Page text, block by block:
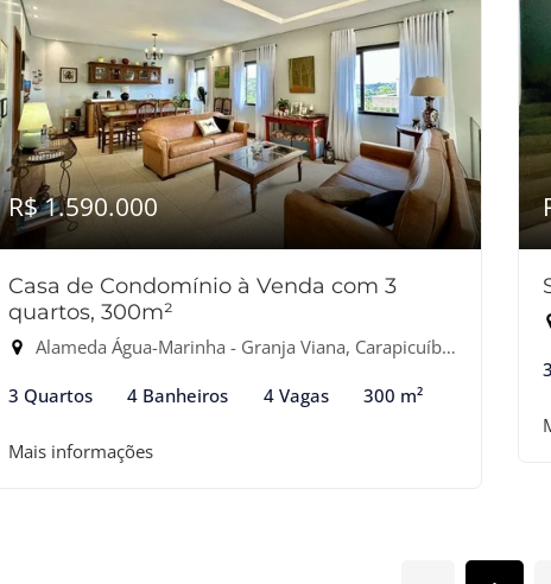
R$ 1.590.000
Casa de Condomínio à Venda com 3
quartos, 300m²
Alameda Água-Marinha - Granja Viana, Carapicuíba-SP
3 Quartos 4 Banheiros 4 Vagas 300 m²
Mais informações